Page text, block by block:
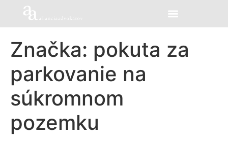
Značka: pokuta za
parkovanie na
súkromnom
pozemku